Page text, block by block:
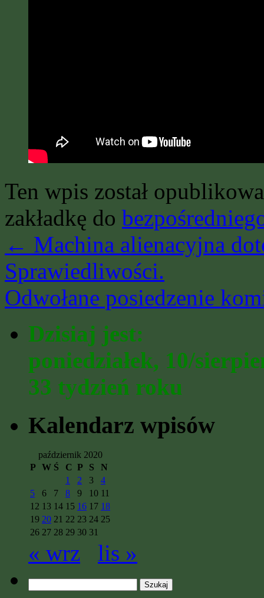
Ten wpis został
zakładkę do
← Machina alienacyjna
Sprawiedliwości.
Odwołane posiedzenie
Dzisiaj jest:
poniedziałek, 10/
33 tydzień roku
Kalendarz wpisów
październik 2020
P W Ś C P S
N
1
2 3
4
5
6 7 8 9 10 11
12 13 14 15 16 17 18
19 20 21 22 23 24 25
26 27 28 29 30 31
« wrz lis »